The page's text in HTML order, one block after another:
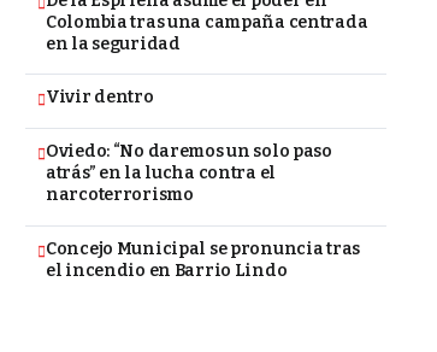
Colombia tras una campaña centrada
en la seguridad
Vivir dentro
Oviedo: “No daremos un solo paso
atrás” en la lucha contra el
narcoterrorismo
Concejo Municipal se pronuncia tras
el incendio en Barrio Lindo